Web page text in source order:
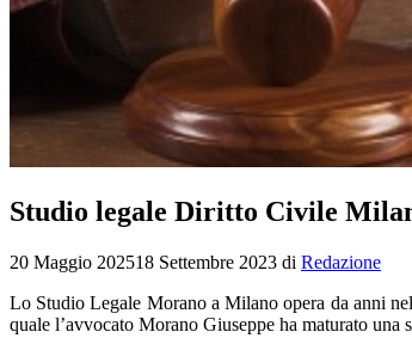
Studio legale Diritto Civile
20 Maggio 202518 Settembre 2023 di Redazione
Lo Studio Legale Morano a Milano opera da anni
quale l’avvocato Morano Giuseppe ha maturato una